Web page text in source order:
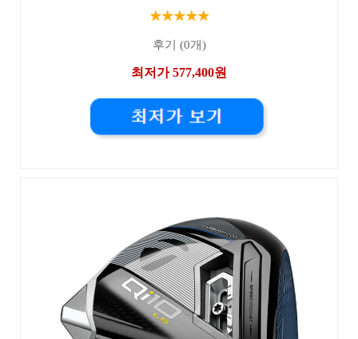
★★★★★
후기 (0개)
최저가 577,400원